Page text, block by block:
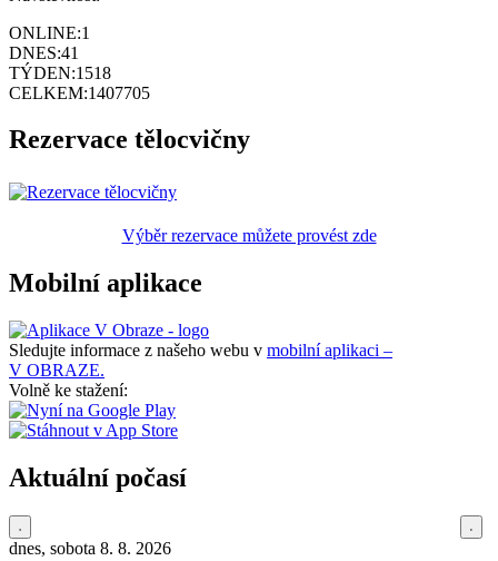
ONLINE:1
DNES:41
TÝDEN:1518
CELKEM:1407705
Rezervace tělocvičny
Výběr rezervace můžete provést zde
Mobilní aplikace
Sledujte informace z našeho webu v mobilní aplikaci –
V OBRAZE.
Volně ke stažení:
Aktuální počasí
dnes, sobota 8. 8. 2026